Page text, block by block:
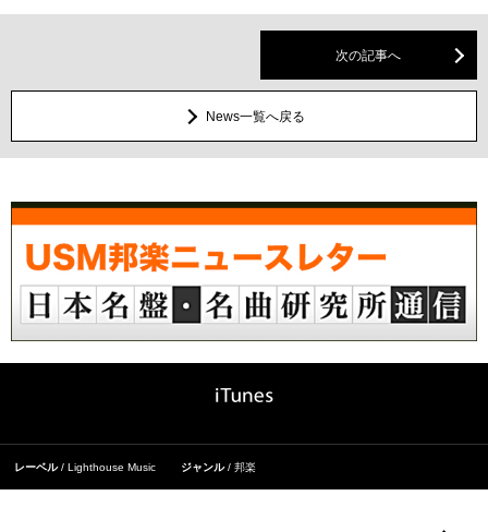
次の記事へ
News一覧へ戻る
レーベル Lighthouse Music ジャンル 邦楽